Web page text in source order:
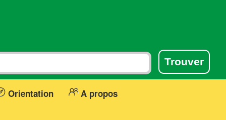
Orientation A propos